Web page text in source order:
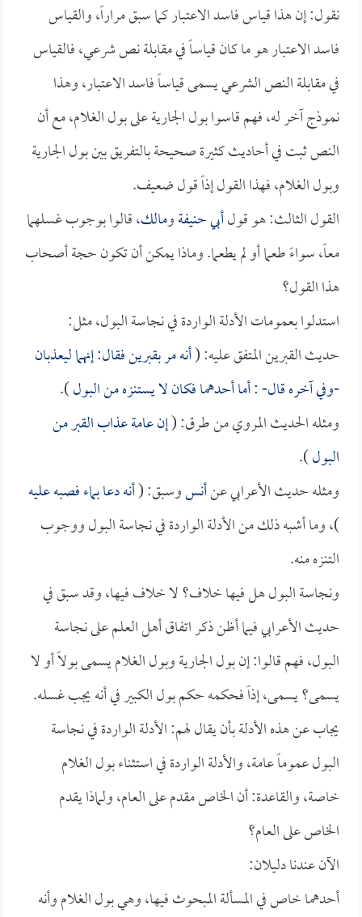
نقول: إن هذا قياس فاسد الاعتبار كما سبق مراراً، والقياس
فاسد الاعتبار هو ما كان قياساً في مقابلة نص شرعي، فالقياس
في مقابلة النص الشرعي يسمى قياساً فاسد الاعتبار، وهذا
نموذج آخر له، فهم قاسوا بول الجارية على بول الغلام، مع أن
النص ثبت في أحاديث كثيرة صحيحة بالتفريق بين بول الجارية
وبول الغلام، فهذا القول إذاً قول ضعيف.
القول الثالث: هو قولأبي حنيفةومالك، قالوا بوجوب غسلهما
معاً، سواءً طعما أو لم يطعما. وماذا يمكن أن تكون حجة أصحاب
هذا القول؟
استدلوا بعمومات الأدلة الواردة في نجاسة البول، مثل:
حديث القبرين المتفق عليه: (أنه مر بقبرين فقال: إنهما ليعذبان
-وفي آخره قال- : أما أحدهما فكان لا يستنزه من البول).
ومثله الحديث المروي من طرق: (إن عامة عذاب القبر من
البول).
ومثله حديث الأعرابي عنأنسوسبق: (أنه دعا بماء فصبه عليه
)، وما أشبه ذلك من الأدلة الواردة في نجاسة البول ووجوب
التنزه منه.
ونجاسة البول هل فيها خلاف؟ لا خلاف فيها، وقد سبق في
حديث الأعرابي فيما أظن ذكر اتفاق أهل العلم على نجاسة
البول، فهم قالوا: إن بول الجارية وبول الغلام يسمى بولاً أو لا
يسمى؟ يسمى، إذاً فحكمه حكم بول الكبير في أنه يجب غسله.
يجاب عن هذه الأدلة بأن يقال لهم: الأدلة الواردة في نجاسة
البول عموماً عامة، والأدلة الواردة في استثناء بول الغلام
خاصة، والقاعدة: أن الخاص مقدم على العام، ولماذا يقدم
الخاص على العام؟
الآن عندنا دليلان:
أحدهما خاص في المسألة المبحوث فيها، وهي بول الغلام وأنه